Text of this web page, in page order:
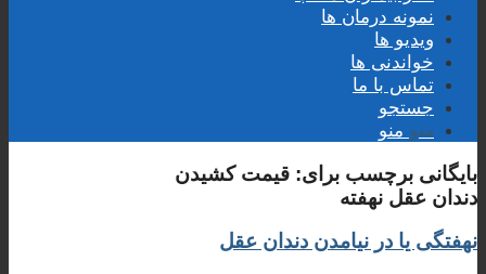
نمونه درمان ها
ویدیو ها
خواندنی ها
تماس با ما
جستجو
منو منو
بایگانی برچسب برای: قیمت کشیدن
دندان عقل نهفته
نهفتگی یا در نیامدن دندان عقل